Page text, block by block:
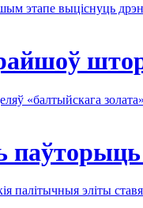
этапе выціснуць
«балтыйскага
палітычныя эліты